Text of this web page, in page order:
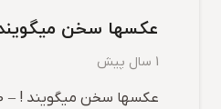
عکسها سخن میگویند !
1 سال پیش